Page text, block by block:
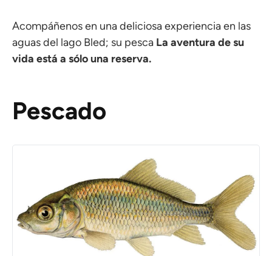
Acompáñenos en una deliciosa experiencia en las
aguas del lago Bled; su pesca La aventura de su
vida está a sólo una reserva.
Pescado